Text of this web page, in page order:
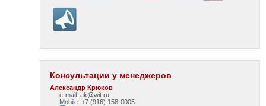
Консультации у менеджеров
Александр Крюков
e-mail: ak@wit.ru
Mobile: +7 (916) 158-0005